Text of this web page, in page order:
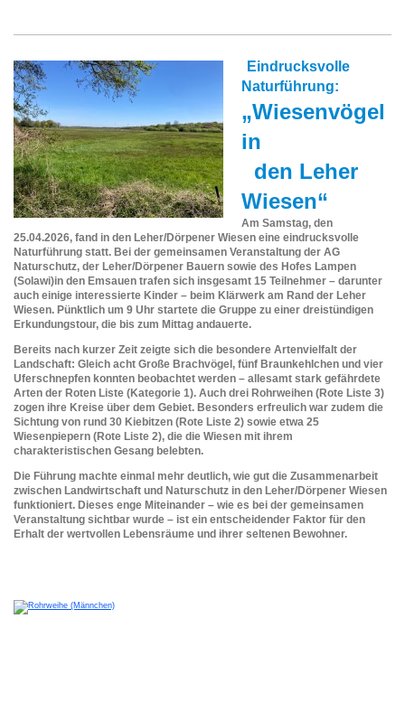
Eindrucksvolle
Naturführung:
„Wiesenvögel
in
den Leher
Wiesen“
Am Samstag, den
25.04.2026, fand in den Leher/Dörpener Wiesen eine eindrucksvolle
Naturführung statt. Bei der gemeinsamen Veranstaltung der AG
Naturschutz, der Leher/Dörpener Bauern sowie des Hofes Lampen
(Solawi)in den Emsauen trafen sich insgesamt 15 Teilnehmer – darunter
auch einige interessierte Kinder – beim Klärwerk am Rand der Leher
Wiesen. Pünktlich um 9 Uhr startete die Gruppe zu einer dreistündigen
Erkundungstour, die bis zum Mittag andauerte.
Bereits nach kurzer Zeit zeigte sich die besondere Artenvielfalt der
Landschaft: Gleich acht Große Brachvögel, fünf Braunkehlchen und vier
Uferschnepfen konnten beobachtet werden – allesamt stark gefährdete
Arten der Roten Liste (Kategorie 1). Auch drei Rohrweihen (Rote Liste 3)
zogen ihre Kreise über dem Gebiet. Besonders erfreulich war zudem die
Sichtung von rund 30 Kiebitzen (Rote Liste 2) sowie etwa 25
Wiesenpiepern (Rote Liste 2), die die Wiesen mit ihrem
charakteristischen Gesang belebten.
Die Führung machte einmal mehr deutlich, wie gut die Zusammenarbeit
zwischen Landwirtschaft und Naturschutz in den Leher/Dörpener Wiesen
funktioniert. Dieses enge Miteinander – wie es bei der gemeinsamen
Veranstaltung sichtbar wurde – ist ein entscheidender Faktor für den
Erhalt der wertvollen Lebensräume und ihrer seltenen Bewohner.